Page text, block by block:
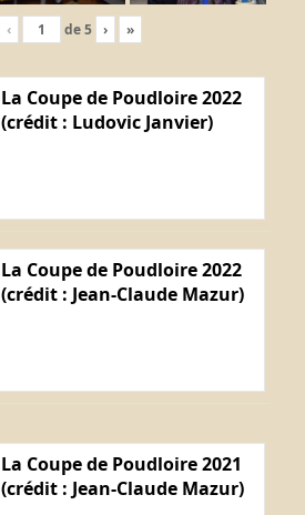
‹ de5 › »
La Coupe de Poudloire 2022
(crédit : Ludovic Janvier)
La Coupe de Poudloire 2022
(crédit : Jean-Claude Mazur)
La Coupe de Poudloire 2021
(crédit : Jean-Claude Mazur)